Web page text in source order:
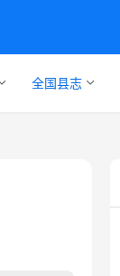
全国县志